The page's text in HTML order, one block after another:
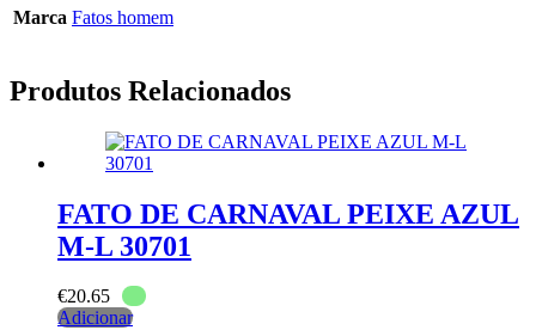
84721
Marca Fatos homem
Produtos Relacionados
FATO DE CARNAVAL PEIXE AZUL
M-L 30701
€20.65
Adicionar